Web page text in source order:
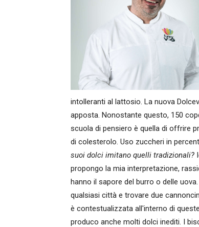
intolleranti al lattosio. La nuova
apposta. Nonostante questo, 150
scuola di pensiero è quella di offrire
di colesterolo. Uso zuccheri in
suoi dolci imitano quelli tradizionali?
propongo la mia interpretazione,
hanno il sapore del burro o delle
qualsiasi città e trovare due
è contestualizzata all'interno di
produco anche molti dolci inediti. I